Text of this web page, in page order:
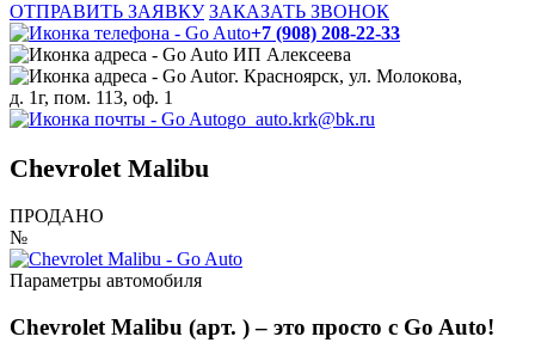
ОТПРАВИТЬ ЗАЯВКУ ЗАКАЗАТЬ ЗВОНОК
+7 (908) 208-22-33
ИП Алексеева
г. Красноярск, ул. Молокова,
д. 1г, пом. 113, оф. 1
go_auto.krk@bk.ru
Chevrolet Malibu
ПРОДАНО
№
Параметры автомобиля
Chevrolet Malibu (арт. ) – это просто с Go Auto!